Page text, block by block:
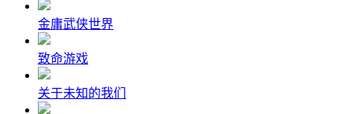
金庸武侠世界
致命游戏
关于未知的我们